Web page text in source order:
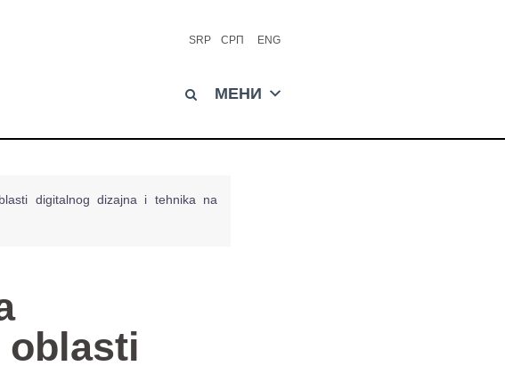
МЕНИ
ENG
СРП
SRP
digitalnog dizajna i tehnika na
oblasti